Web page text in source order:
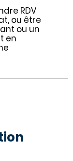
RDV
ou être
ou un
en